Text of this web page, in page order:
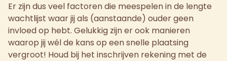
Er zijn dus veel factoren die meespelen in de lengte
wachtlijst waar jij als (aanstaande) ouder geen
invloed op hebt. Gelukkig zijn er ook manieren
waarop jij wél de kans op een snelle plaatsing
vergroot! Houd bij het inschrijven rekening met de